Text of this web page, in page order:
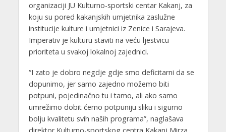
organizaciji JU Kulturno-sportski centar Kakanj, za
koju su pored kakanjskih umjetnika zaslužne
institucije kulture i umjetnici iz Zenice i Sarajeva.
Imperativ je kulturu staviti na veću ljestvicu
prioriteta u svakoj lokalnoj zajednici.
“I zato je dobro negdje gdje smo deficitarni da se
dopunimo, jer samo zajedno možemo biti
potpuni, pojedinačno tu i tamo, ali ako samo
umrežimo dobit ćemo potpuniju sliku i sigurno
bolju kvalitetu svih naših programa”, naglašava